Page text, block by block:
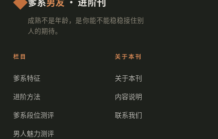
成熟不是年龄，是你能不能稳稳接住别
人的期待。
栏目
爹系特征
进阶方法
爹系段位测评
男人魅力测评
关于本刊
关于本刊
内容说明
联系我们